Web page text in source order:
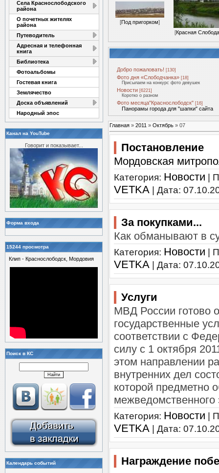
Села Краснослободского
района
О почетных жителях
района
Путеводитель
Адресная и телефонная
книга
Библиотека
Фотоальбомы
Гостевая книга
Землячество
Доска объявлений
Народный эпос
Канал на YouTube
Говорит и показывает...
Форма входа
15244 просмотра
Клип - Краснослободск, Мордовия
Поиск в КС
Календарь событий
[Под пригорком]
[Красная Слобода
Добро пожаловать! [130]
Фото дня «Слободчанка» [18]
Присылаем на конкурс фото девушек
Новости [6221]
Коротко о разном
Фото месяца"Краснослободск" [16]
Панорамы города для "шапки" сайта
Главная » 2011 » Октябрь » 07
Постановление
Мордовская
Категория: Новости |
VETKA | Дата:
За покупками...
Как обманывают в
Категория: Новости |
VETKA | Дата:
Услуги
МВД России готово
государственные
соответствии с
силу с 1 октября
этом направлении
внутренних дел
которой предметно
межведомственного
Категория: Новости |
VETKA | Дата:
Награждение